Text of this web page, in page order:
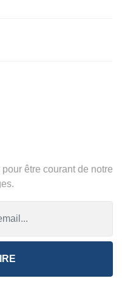
être courant de notre